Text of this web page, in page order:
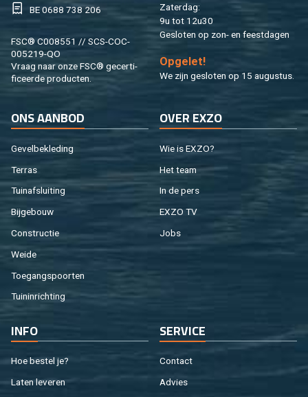
BE 0688 738 206
FSC® C008551 // SCS-COC-
005219-QO
Vraag naar onze FSC® ge­cer­ti­
fi­ceer­de pro­duc­ten.
Za­ter­dag:
9u tot 12u30
Ge­slo­ten op zon- en feest­da­gen
Op­ge­let!
We zijn ge­slo­ten op 15 au­gus­tus.
ONS AAN­BOD
Ge­vel­be­kle­ding
Ter­ras
Tuin­af­slui­ting
Bij­ge­bouw
Con­struc­tie
Weide
Toe­gangs­poor­ten
Tuin­in­rich­ting
OVER EXZO
Wie is EXZO?
Het team
In de pers
EXZO TV
Jobs
INFO
Hoe be­stel je?
Laten le­ve­ren
SER­VI­CE
Con­tact
Ad­vies